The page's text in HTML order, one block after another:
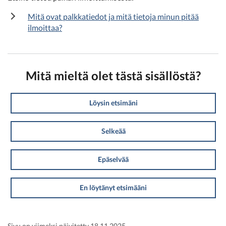
Mitä ovat palkkatiedot ja mitä tietoja minun pitää
ilmoittaa?
Mitä mieltä olet tästä sisällöstä?
Löysin etsimäni
Selkeää
Epäselvää
En löytänyt etsimääni